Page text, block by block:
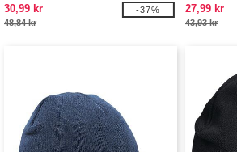
30,99 kr
48,84 kr
-37%
27,99 kr
43,93 kr